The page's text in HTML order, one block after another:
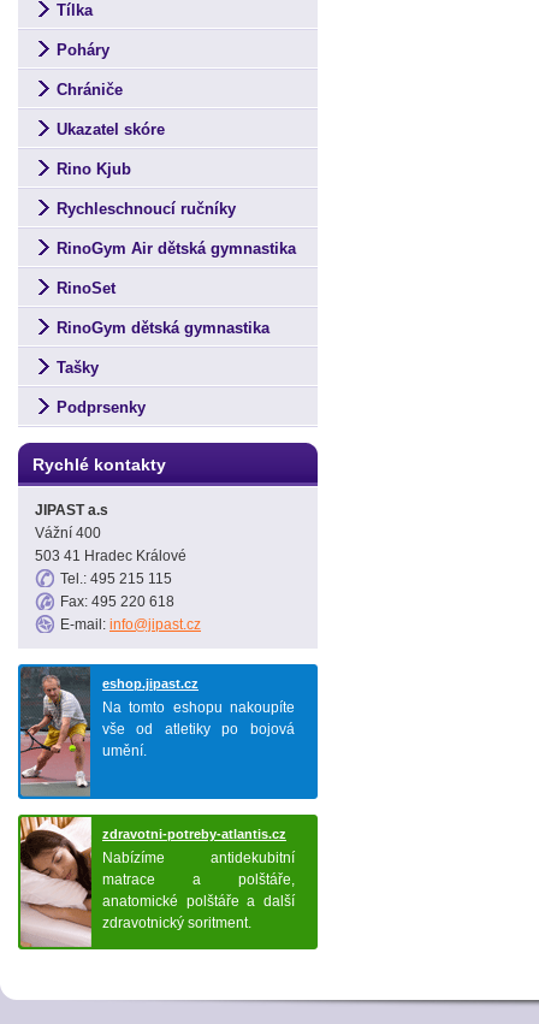
Tílka
Poháry
Chrániče
Ukazatel skóre
Rino Kjub
Rychleschnoucí ručníky
RinoGym Air dětská gymnastika
RinoSet
RinoGym dětská gymnastika
Tašky
Podprsenky
Rychlé kontakty
JIPAST a.s
Vážní 400
503 41 Hradec Králové
Tel.: 495 215 115
Fax: 495 220 618
E-mail: info@jipast.cz
eshop.jipast.cz
Na tomto eshopu nakoupíte
vše od atletiky po bojová
umění.
zdravotni-potreby-atlantis.cz
Nabízíme antidekubitní
matrace a polštáře,
anatomické polštáře a další
zdravotnický soritment.